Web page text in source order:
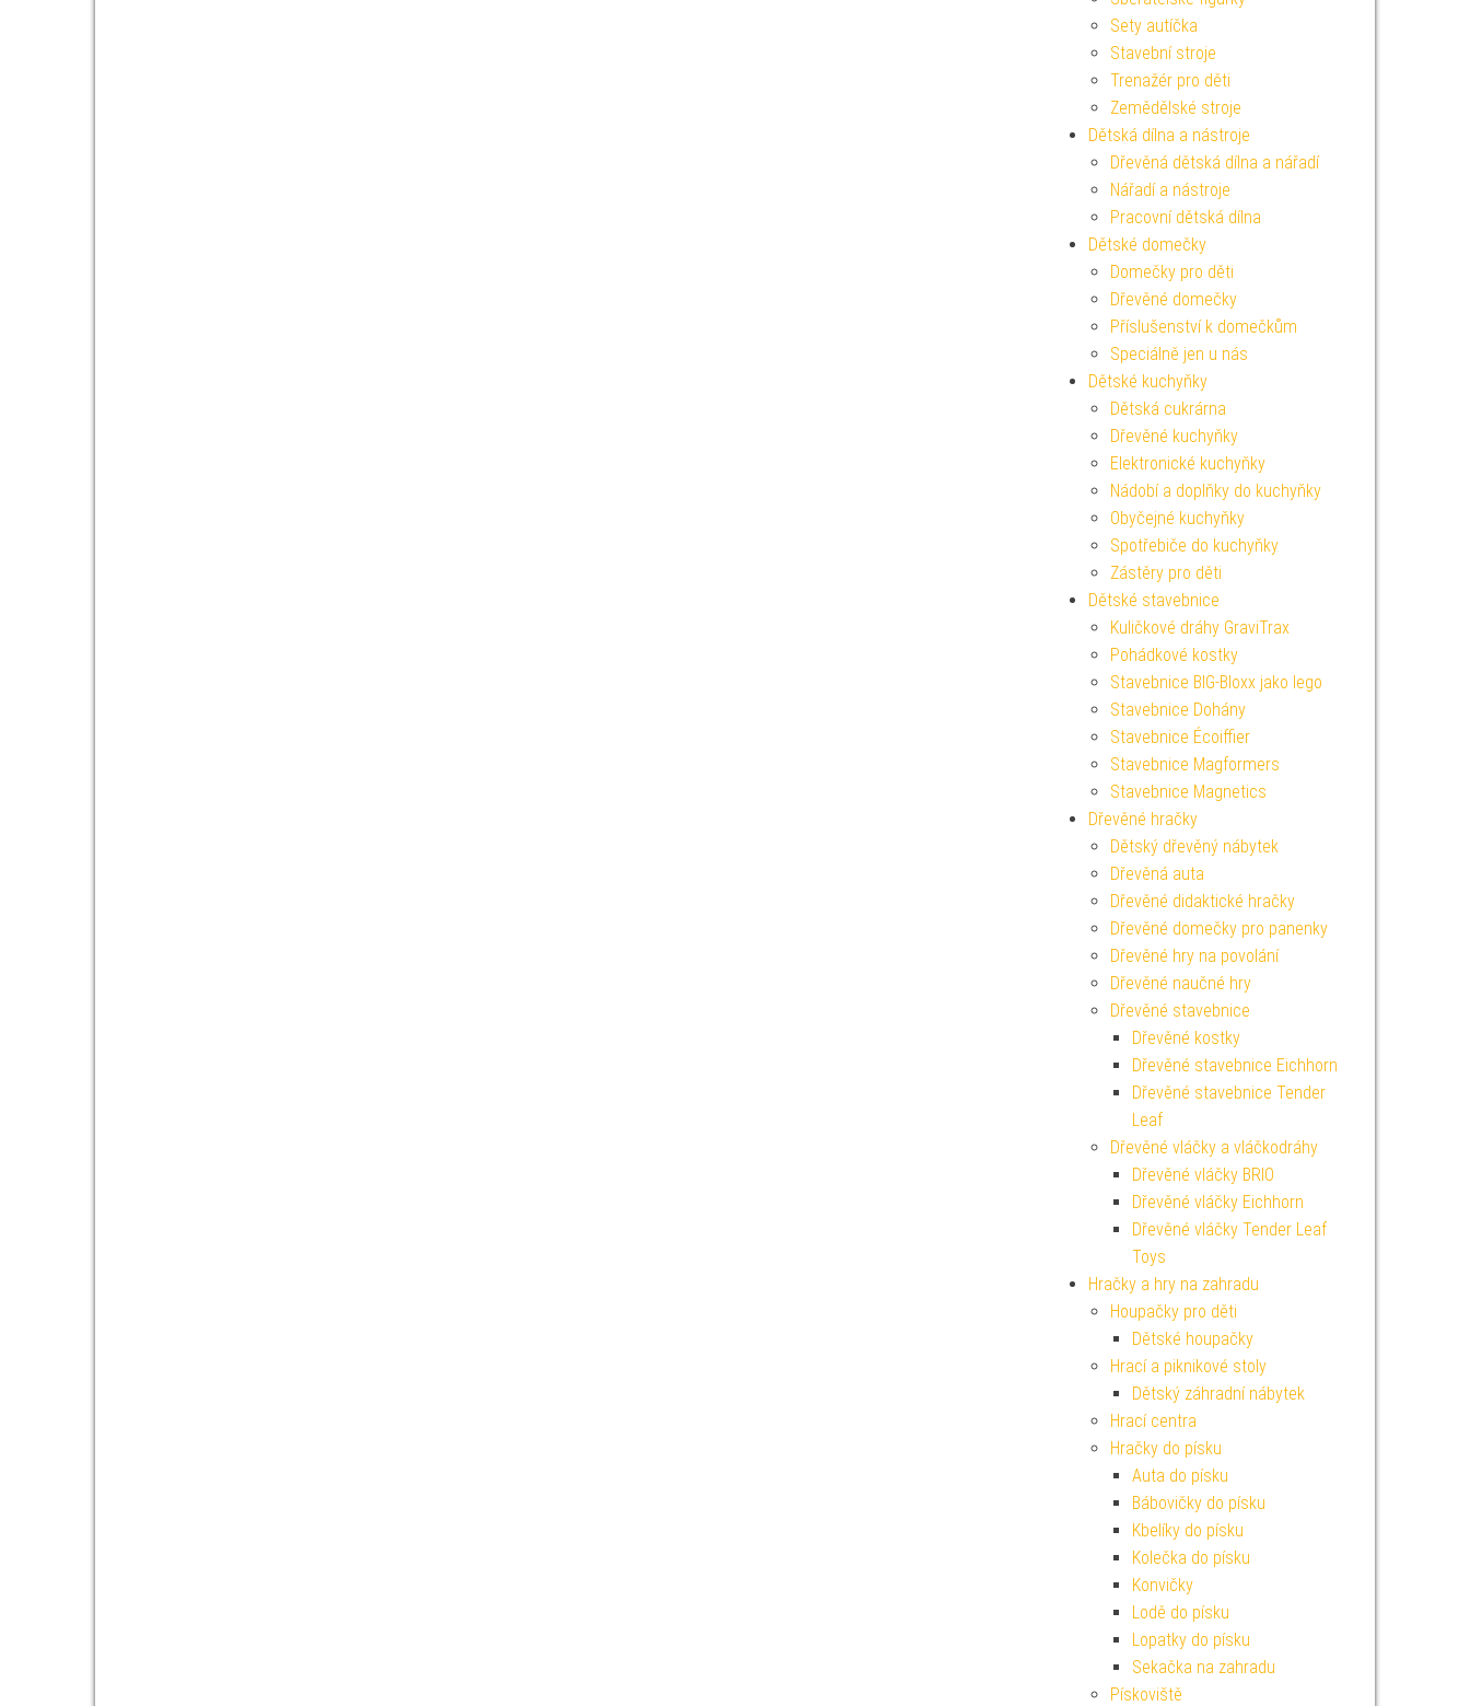
Sety autíčka
Stavební stroje
Trenažér pro děti
Zemědělské stroje
Dětská dílna a nástroje
Dřevěná dětská dílna a nářadí
Nářadí a nástroje
Pracovní dětská dílna
Dětské domečky
Domečky pro děti
Dřevěné domečky
Příslušenství k domečkům
Speciálně jen u nás
Dětské kuchyňky
Dětská cukrárna
Dřevěné kuchyňky
Elektronické kuchyňky
Nádobí a doplňky do kuchyňky
Obyčejné kuchyňky
Spotřebiče do kuchyňky
Zástěry pro děti
Dětské stavebnice
Kuličkové dráhy GraviTrax
Pohádkové kostky
Stavebnice BIG-Bloxx jako lego
Stavebnice Dohány
Stavebnice Écoiffier
Stavebnice Magformers
Stavebnice Magnetics
Dřevěné hračky
Dětský dřevěný nábytek
Dřevěná auta
Dřevěné didaktické hračky
Dřevěné domečky pro panenky
Dřevěné hry na povolání
Dřevěné naučné hry
Dřevěné stavebnice
Dřevěné kostky
Dřevěné stavebnice Eichhorn
Dřevěné stavebnice Tender
Leaf
Dřevěné vláčky a vláčkodráhy
Dřevěné vláčky BRIO
Dřevěné vláčky Eichhorn
Dřevěné vláčky Tender Leaf
Toys
Hračky a hry na zahradu
Houpačky pro děti
Dětské houpačky
Hrací a piknikové stoly
Dětský záhradní nábytek
Hrací centra
Hračky do písku
Auta do písku
Bábovičky do písku
Kbelíky do písku
Kolečka do písku
Konvičky
Lodě do písku
Lopatky do písku
Sekačka na zahradu
Pískoviště